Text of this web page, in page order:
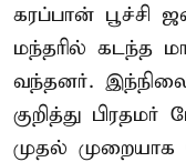
கரப்பான் பூச்சி
மந்தரில் கடந்த
வந்தனர்.
குறித்து
முதல் முறையாக